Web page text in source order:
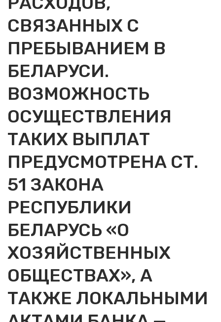
СВЯЗАННЫХ С
ПРЕБЫВАНИЕМ В
БЕЛАРУСИ.
ВОЗМОЖНОСТЬ
ОСУЩЕСТВЛЕНИЯ
ТАКИХ ВЫПЛАТ
ПРЕДУСМОТРЕНА СТ.
51 ЗАКОНА
РЕСПУБЛИКИ
БЕЛАРУСЬ «О
ХОЗЯЙСТВЕННЫХ
ОБЩЕСТВАХ», А
ТАКЖЕ ЛОКАЛЬНЫМИ